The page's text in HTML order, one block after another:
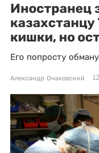
Иностранец
казахстанцу
кишки, но
Его попросту
Александр Очаковский